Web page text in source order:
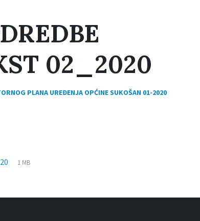
02_2020
PLANA UREĐENJA OPĆINE SUKOŠAN 01-2020
File
pdf
File
1 MB